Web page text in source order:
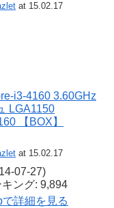
at 15.02.17
i3-4160 3.60GHz
LGA1150
【BOX】
at 15.02.17
07-27)
ング: 9,894
詳細を見る